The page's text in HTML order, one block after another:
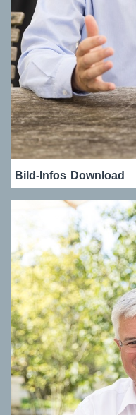
Bild-Infos Download